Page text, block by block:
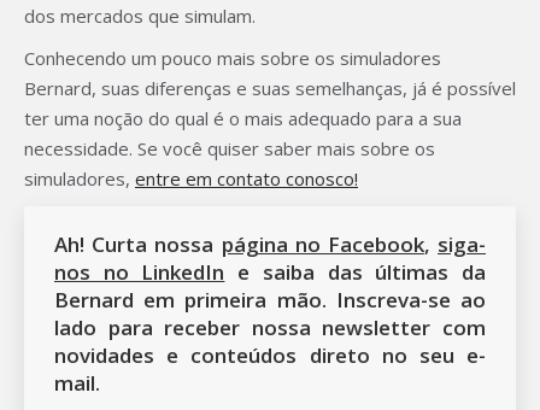
dos mercados que simulam.
Conhecendo um pouco mais sobre os simuladores
Bernard, suas diferenças e suas semelhanças, já é possível
ter uma noção do qual é o mais adequado para a sua
necessidade. Se você quiser saber mais sobre os
simuladores, entre em contato conosco!
Ah! Curta nossa página no Facebook, siga-
nos no LinkedIn e saiba das últimas da
Bernard em primeira mão. Inscreva-se ao
lado para receber nossa newsletter com
novidades e conteúdos direto no seu e-
mail.